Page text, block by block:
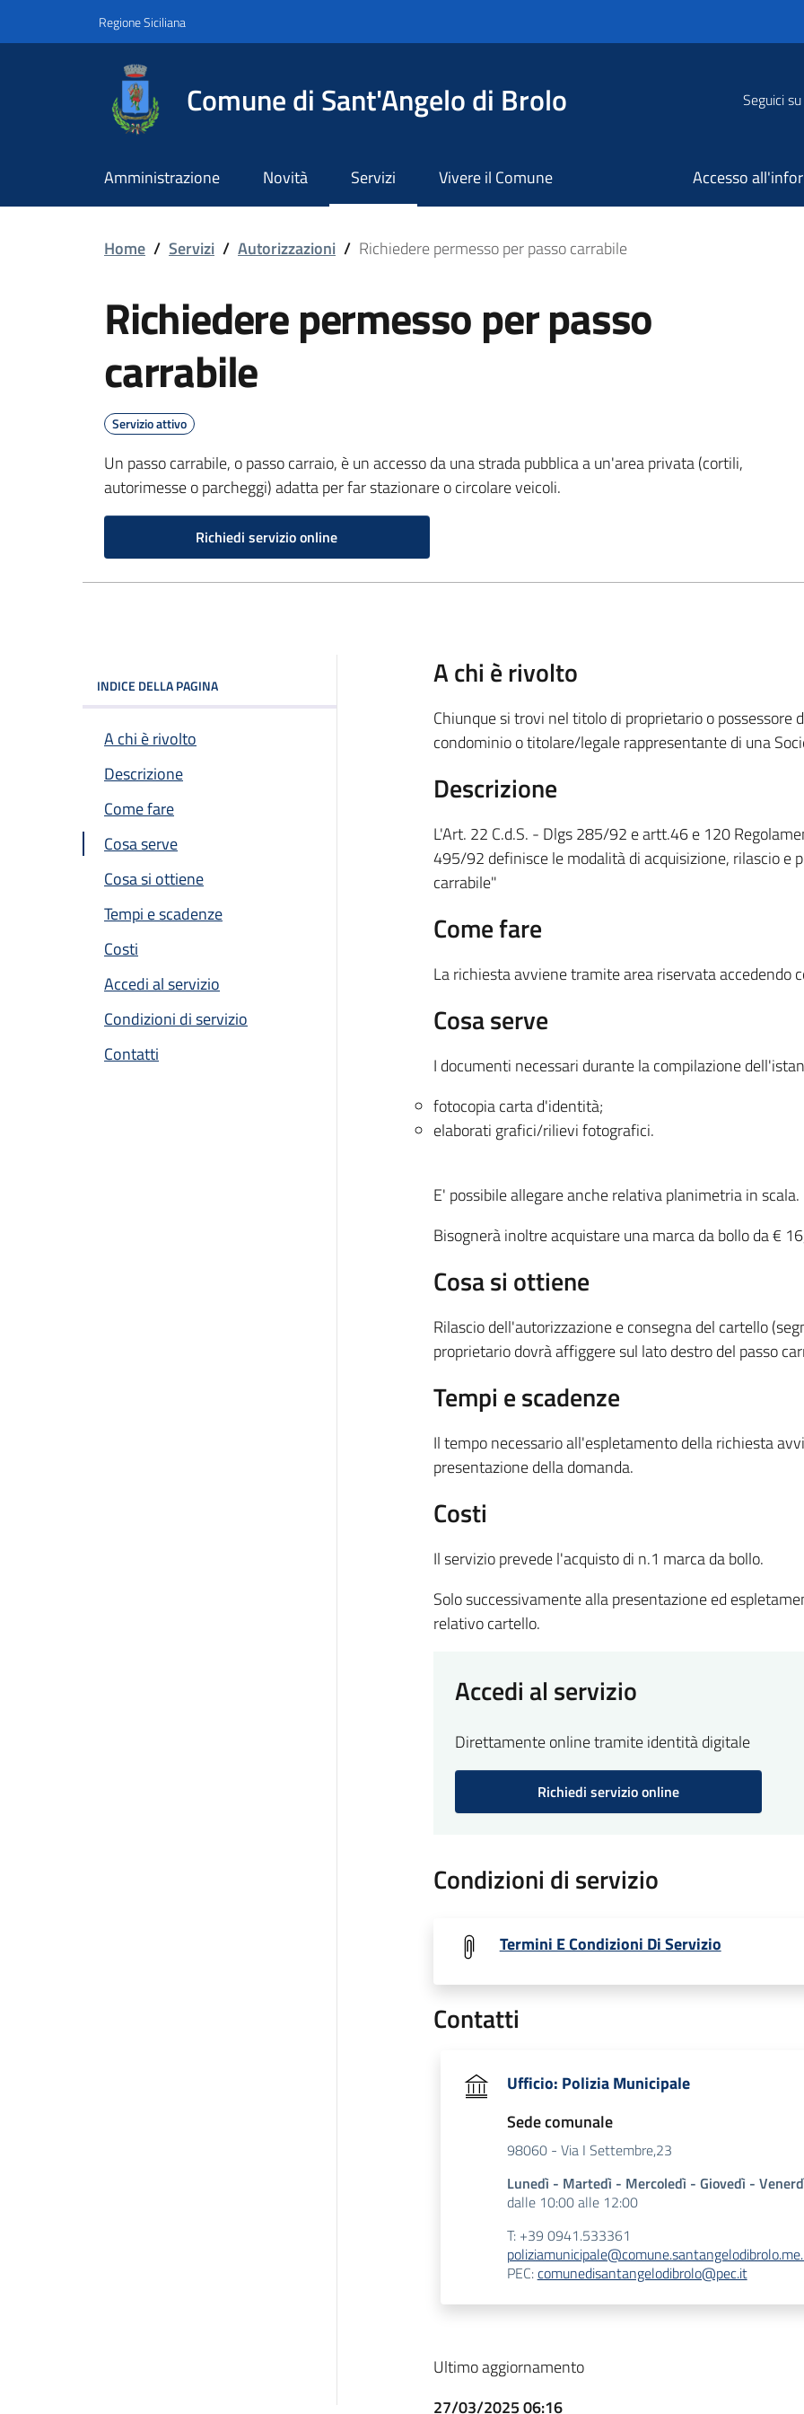
Regione Siciliana
Comune di Sant'Angelo di Brolo Seguici su
Amministrazione Novità Servizi Vivere il Comune Accesso
Richiedere permesso per passo carrabile
Home / Servizi / Autorizzazioni / Richiedere permesso per passo carrabile
Richiedere permesso per passo
carrabile
Servizio attivo
Un passo carrabile, o passo carraio, è un accesso da una strada pubblica a un'area privata (cortili,
autorimesse o parcheggi) adatta per far stazionare o circolare veicoli.
Richiedi servizio online
INDICE DELLA PAGINA
A chi è rivolto
Descrizione
Come fare
Cosa serve
Cosa si ottiene
Tempi e scadenze
Costi
Accedi al servizio
Condizioni di servizio
Contatti
A chi è rivolto
Chiunque si trovi nel titolo di proprietario o
condominio o titolare/legale rappresentante di una
Descrizione
L'Art. 22 C.d.S. - Dlgs 285/92 e artt.46 e 120
495/92 definisce le modalità di acquisizione, rilascio e
carrabile"
Come fare
La richiesta avviene tramite area riservata accedendo
Cosa serve
I documenti necessari durante la compilazione
fotocopia carta d'identità;
elaborati grafici/rilievi fotografici.
E' possibile allegare anche relativa planimetria in scala.
Bisognerà inoltre acquistare una marca da bollo da €
Cosa si ottiene
Rilascio dell'autorizzazione e consegna del cartello
proprietario dovrà affiggere sul lato destro del passo
Tempi e scadenze
Il tempo necessario all'espletamento della richiesta
presentazione della domanda.
Costi
Il servizio prevede l'acquisto di n.1 marca da bollo.
Solo successivamente alla presentazione ed
relativo cartello.
Accedi al servizio
Direttamente online tramite identità digitale
Richiedi servizio online
Condizioni di servizio
Termini E Condizioni Di Servizio
Contatti
Ufficio: Polizia Municipale
Sede comunale
98060 - Via I Settembre,23
Lunedì - Martedì - Mercoledì - Giovedì -
dalle 10:00 alle 12:00
T: +39 0941.533361
PEC:comunedisantangelodibrolo@pec.it
Ultimo aggiornamento
27/03/2025 06:16